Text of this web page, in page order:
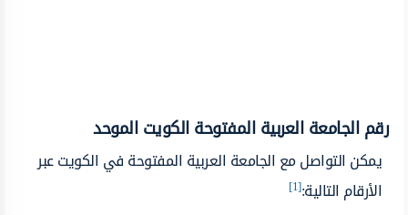
رقم الجامعة العربية المفتوحة الكويت الموحد
يمكن التواصل مع الجامعة العربية المفتوحة في الكويت عبر
الأرقام التالية:[1]